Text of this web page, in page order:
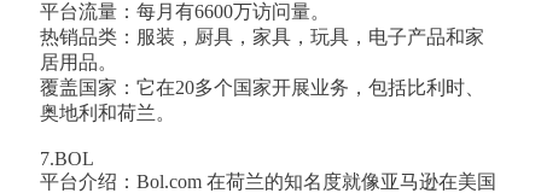
平台流量：每月有6600万访问量。
热销品类：服装，厨具，家具，玩具，电子产品和家
居用品。
覆盖国家：它在20多个国家开展业务，包括比利时、
奥地利和荷兰。
7.BOL
平台介绍：Bol.com 在荷兰的知名度就像亚马逊在美国